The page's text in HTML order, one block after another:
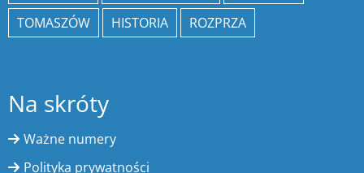
TOMASZÓW
HISTORIA ROZPRZA
Na skróty
Ważne numery
Polityka prywatności